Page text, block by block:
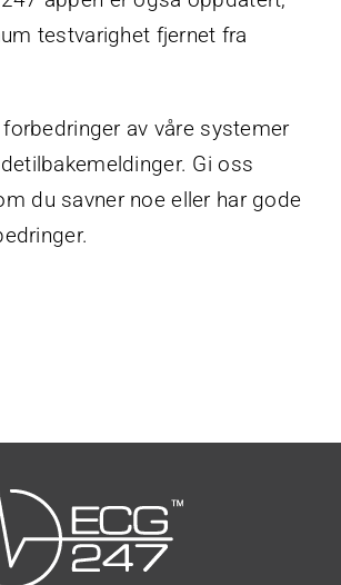
testvarighet fjernet fra
av våre systemer
Gi oss
du savner noe eller har gode